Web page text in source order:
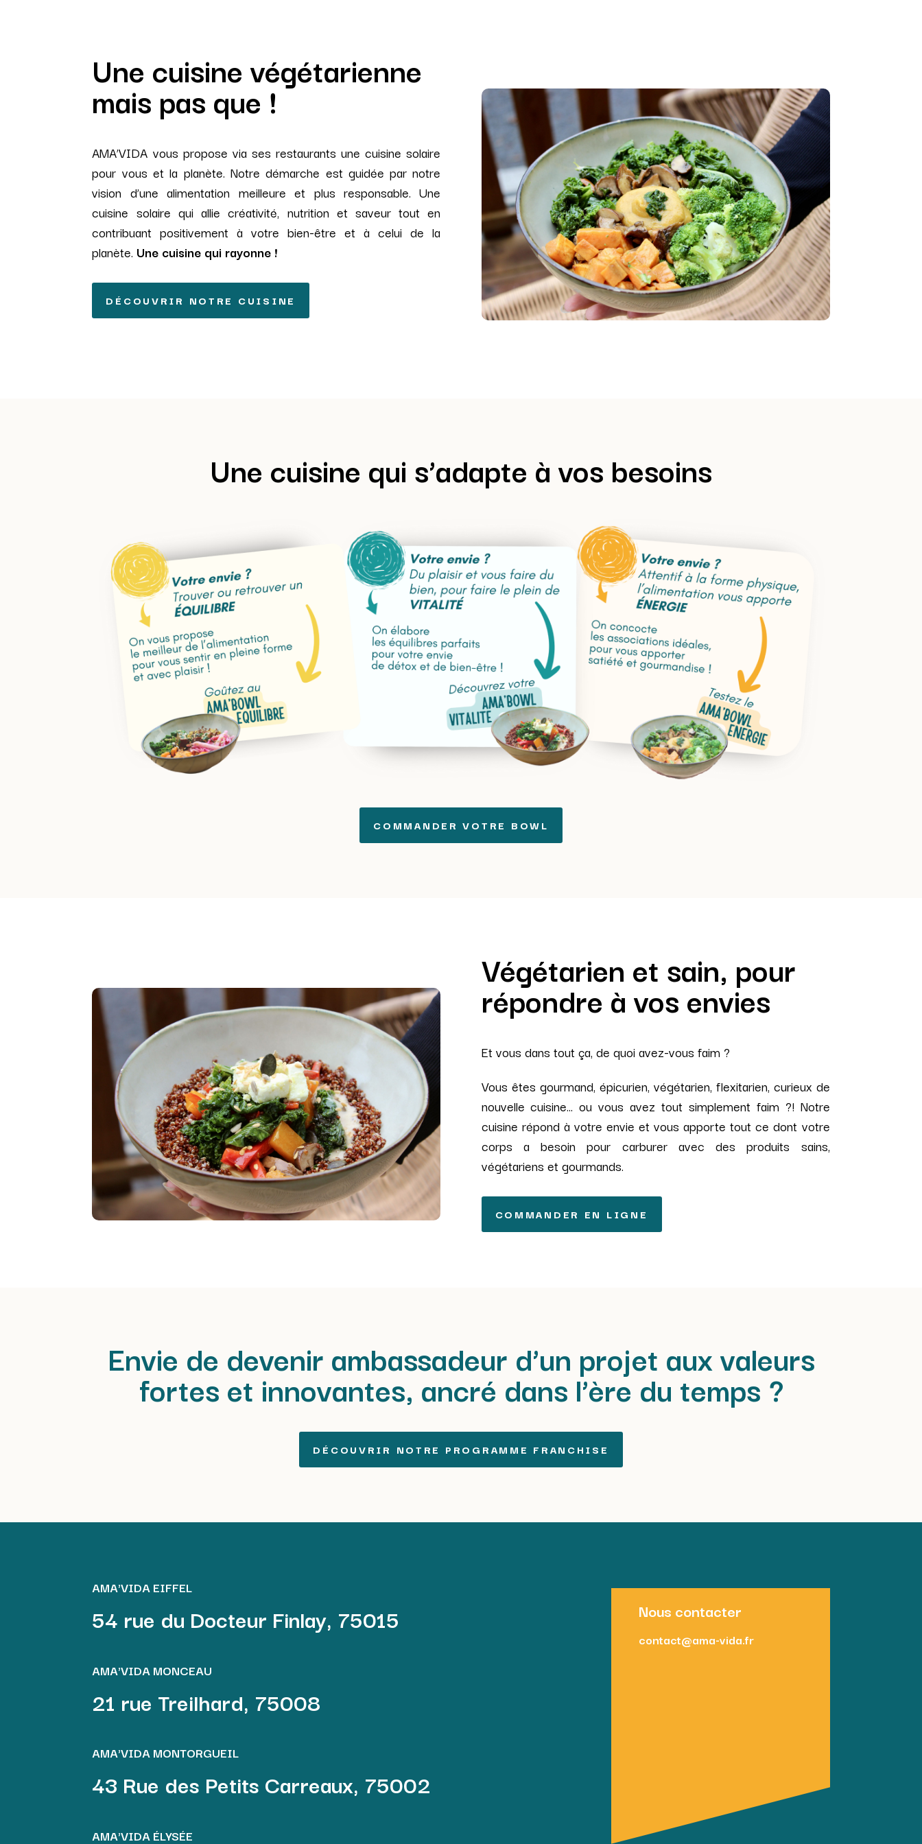
Une cuisine végétarienne
mais pas que !
AMA’VIDA vous propose via ses restaurants une cuisine solaire
pour vous et la planète. Notre démarche est guidée par notre
vision d’une alimentation meilleure et plus responsable. Une
cuisine solaire qui allie créativité, nutrition et saveur tout en
contribuant positivement à votre bien-être et à celui de la
planète. Une cuisine qui rayonne !
DÉCOUVRIR NOTRE CUISINE
Une cuisine qui s’adapte à vos besoins
COMMANDER VOTRE BOWL
Végétarien et sain, pour
répondre à vos envies
Et vous dans tout ça, de quoi avez-vous faim ?
Vous êtes gourmand, épicurien, végétarien, flexitarien, curieux de
nouvelle cuisine… ou vous avez tout simplement faim ?! Notre
cuisine répond à votre envie et vous apporte tout ce dont votre
corps a besoin pour carburer avec des produits sains,
végétariens et gourmands.
COMMANDER EN LIGNE
Envie de devenir ambassadeur d’un projet aux valeurs
fortes et innovantes, ancré dans l’ère du temps ?
DÉCOUVRIR NOTRE PROGRAMME FRANCHISE
AMA'VIDA EIFFEL
54 rue du Docteur Finlay, 75015
AMA'VIDA MONCEAU
21 rue Treilhard, 75008
AMA'VIDA MONTORGUEIL
43 Rue des Petits Carreaux, 75002
AMA'VIDA ÉLYSÉE
Nous contacter
contact@ama-vida.fr